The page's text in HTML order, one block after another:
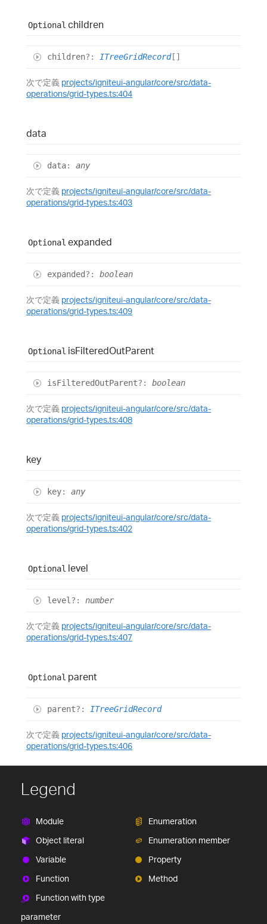
Optional children
children?: ITreeGridRecord[]
次で定義 projects/igniteui-angular/core/src/data-
operations/grid-types.ts:404
data
data: any
次で定義 projects/igniteui-angular/core/src/data-
operations/grid-types.ts:403
Optional expanded
expanded?: boolean
次で定義 projects/igniteui-angular/core/src/data-
operations/grid-types.ts:409
Optional isFilteredOutParent
isFilteredOutParent?: boolean
次で定義 projects/igniteui-angular/core/src/data-
operations/grid-types.ts:408
key
key: any
次で定義 projects/igniteui-angular/core/src/data-
operations/grid-types.ts:402
Optional level
level ?: number
次で定義 projects/igniteui-angular/core/src/data-
operations/grid-types.ts:407
Optional parent
parent?: ITreeGridRecord
次で定義 projects/igniteui-angular/core/src/data-
operations/grid-types.ts:406
Legend
Module
Object literal
Variable
Function
Function with type
parameter
Enumeration
Enumeration member
Property
Method